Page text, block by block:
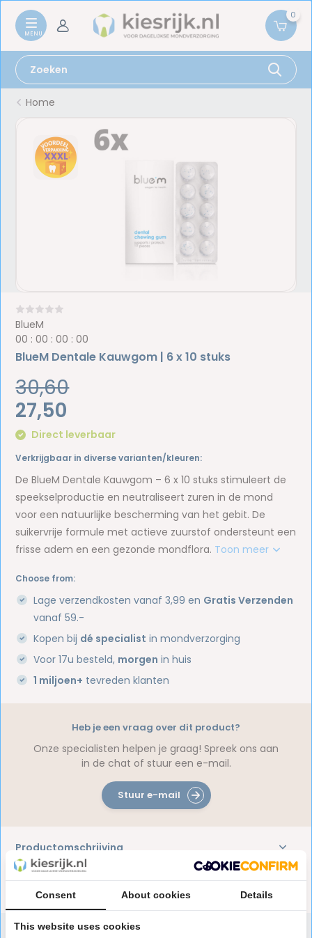
0
Home
BlueM
00 :00 :00 :00
BlueM Dentale Kauwgom | 6 x 10 stuks
30,60
27,50
Direct leverbaar
Verkrijgbaar in diverse varianten/kleuren:
De BlueM Dentale Kauwgom – 6 x 10 stuks stimuleert de
speekselproductie en neutraliseert zuren in de mond
voor een natuurlijke bescherming van het gebit. De
suikervrije formule met actieve zuurstof ondersteunt een
frisse adem en een gezonde mondflora. Toon meer
Choose from:
Lage verzendkosten vanaf 3,99 en Gratis Verzenden
vanaf 59.-
Kopen bij dé specialist in mondverzorging
Voor 17u besteld, morgen in huis
1 miljoen+ tevreden klanten
Productomschrijving
Reviews
Heb je een vraag over dit product?
Onze specialisten helpen je graag! Spreek ons aan
in de chat of stuur een e-mail.
Stuur e-mail
Consent About cookies Details
This website uses cookies